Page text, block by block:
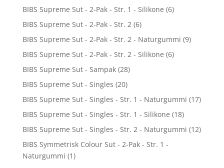
BIBS Supreme Sut - 2-Pak - Str. 1 - Silikone (6)
BIBS Supreme Sut - 2-Pak - Str. 2 (6)
BIBS Supreme Sut - 2-Pak - Str. 2 - Naturgummi (9)
BIBS Supreme Sut - 2-Pak - Str. 2 - Silikone (6)
BIBS Supreme Sut - Sampak (28)
BIBS Supreme Sut - Singles (20)
BIBS Supreme Sut - Singles - Str. 1 - Naturgummi (17)
BIBS Supreme Sut - Singles - Str. 1 - Silikone (18)
BIBS Supreme Sut - Singles - Str. 2 - Naturgummi (12)
BIBS Symmetrisk Colour Sut - 2-Pak - Str. 1 -
Naturgummi (1)